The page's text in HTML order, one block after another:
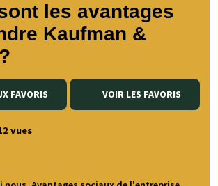
les avantages
Kaufman &
FAVORIS VOIR LES FAVORIS
vues